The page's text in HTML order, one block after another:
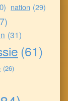
nation (29)
(31)
(61)
(26)